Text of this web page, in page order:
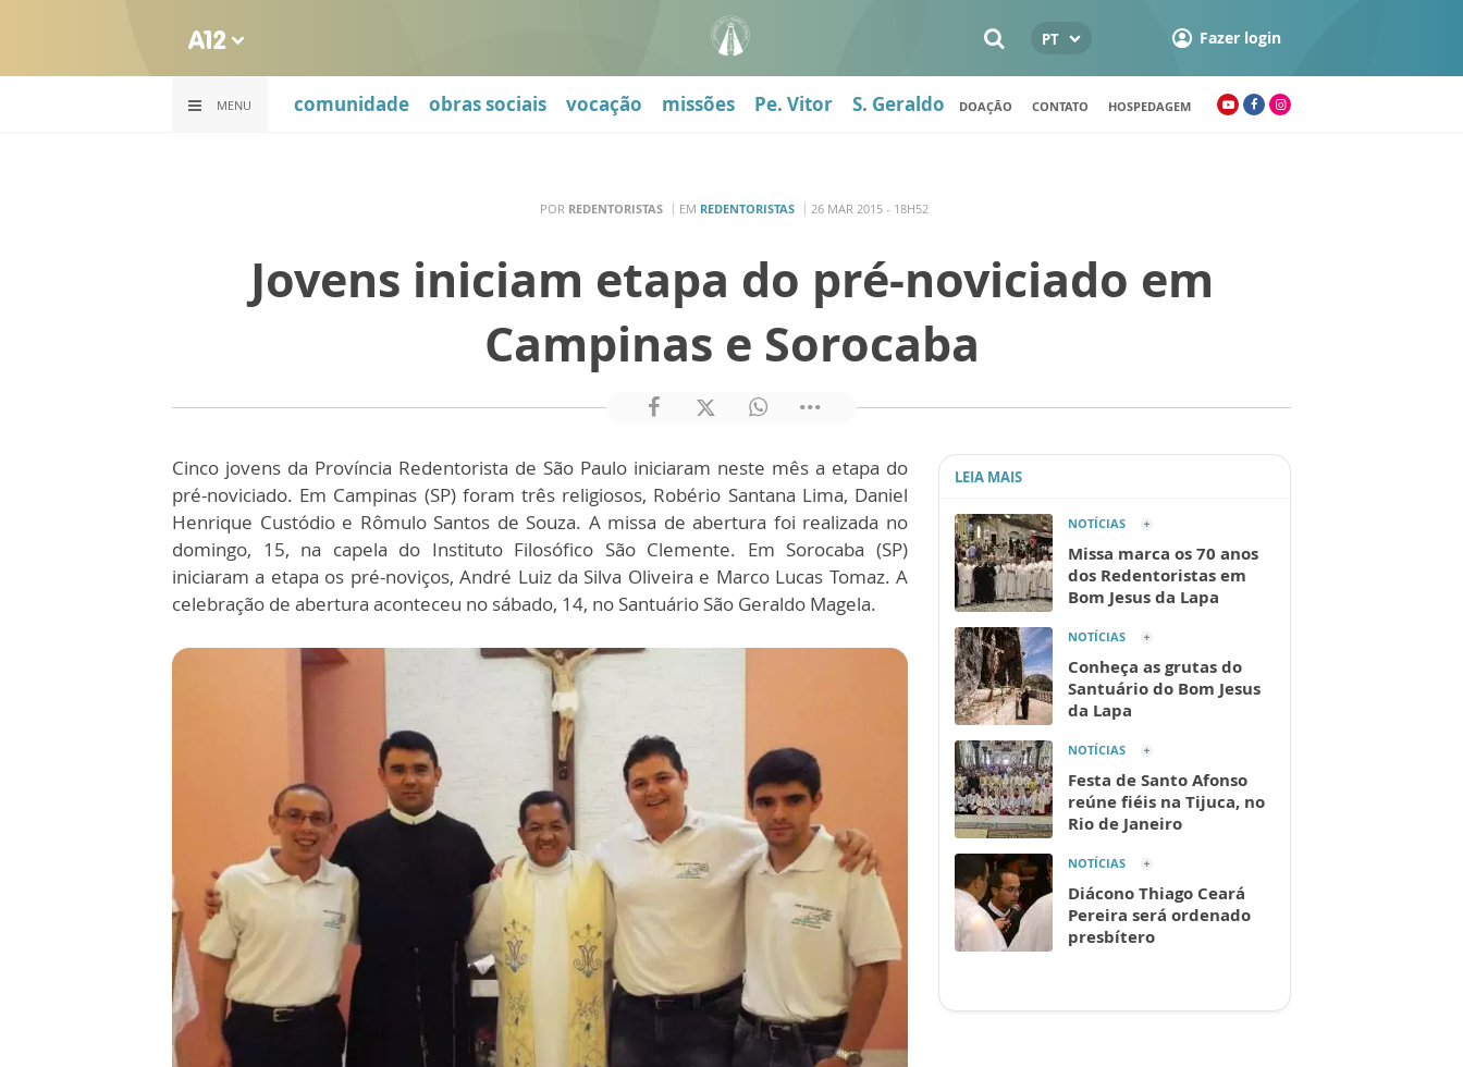
PT Fazer login
MENU comunidade obras sociais vocação missões Pe. Vitor S. Geraldo DOAÇÃO CONTATO HOSPEDAGEM
POR REDENTORISTAS EM REDENTORISTAS 26 MAR 2015 - 18H52
Jovens iniciam etapa do pré-noviciado em
Campinas e Sorocaba
Cinco jovens da Província Redentorista de São Paulo iniciaram neste mês a etapa do
pré-noviciado. Em Campinas (SP) foram três religiosos, Robério Santana Lima, Daniel
Henrique Custódio e Rômulo Santos de Souza. A missa de abertura foi realizada no
domingo, 15, na capela do Instituto Filosófico São Clemente. Em Sorocaba (SP)
iniciaram a etapa os pré-noviços, André Luiz da Silva Oliveira e Marco Lucas Tomaz. A
celebração de abertura aconteceu no sábado, 14, no Santuário São Geraldo Magela.
LEIA MAIS
NOTÍCIAS
Missa marca os 70 anos
dos Redentoristas em
Bom Jesus da Lapa
NOTÍCIAS
Conheça as grutas do
Santuário do Bom Jesus
da Lapa
NOTÍCIAS
Festa de Santo Afonso
reúne fiéis na Tijuca, no
Rio de Janeiro
NOTÍCIAS
Diácono Thiago Ceará
Pereira será ordenado
presbítero